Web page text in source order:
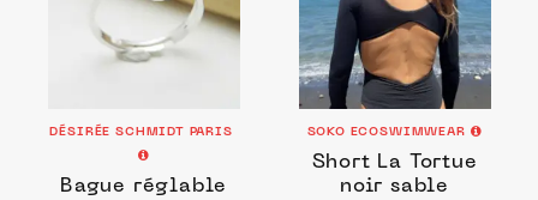
DÉSIRÉE SCHMIDT PARIS
Bague réglable
SOKO ECOSWIMWEAR
Short La Tortue
noir sable